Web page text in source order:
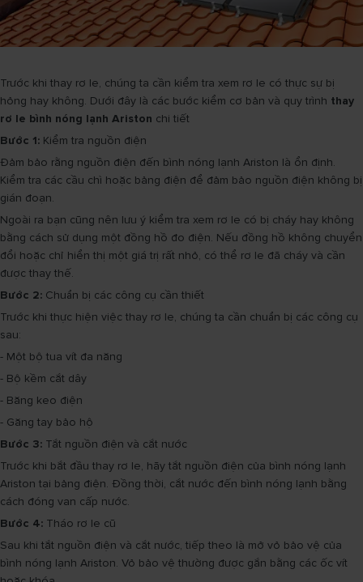
Trước khi thay rơ le, chúng ta cần kiểm tra xem rơ le có thực sự bị
hỏng hay không. Dưới đây là các bước kiểm cơ bản và quy trình thay
rơ le bình nóng lạnh Ariston chi tiết
Bước 1: Kiểm tra nguồn điện
Đảm bảo rằng nguồn điện đến bình nóng lạnh Ariston là ổn định.
Kiểm tra các cầu chì hoặc bảng điện để đảm bảo nguồn điện không bị
gián đoạn.
Ngoài ra bạn cũng nên lưu ý kiểm tra xem rơ le có bị cháy hay không
bằng cách sử dụng một đồng hồ đo điện. Nếu đồng hồ không chuyển
đổi hoặc chỉ hiển thị một giá trị rất nhỏ, có thể rơ le đã cháy và cần
được thay thế.
Bước 2: Chuẩn bị các công cụ cần thiết
Trước khi thực hiện việc thay rơ le, chúng ta cần chuẩn bị các công cụ
sau:
- Một bộ tua vít đa năng
- Bộ kềm cắt dây
- Băng keo điện
- Găng tay bảo hộ
Bước 3: Tắt nguồn điện và cắt nước
Trước khi bắt đầu thay rơ le, hãy tắt nguồn điện của bình nóng lạnh
Ariston tại bảng điện. Đồng thời, cắt nước đến bình nóng lạnh bằng
cách đóng van cấp nước.
Bước 4: Tháo rơ le cũ
Sau khi tắt nguồn điện và cắt nước, tiếp theo là mở vỏ bảo vệ của
bình nóng lạnh Ariston. Vỏ bảo vệ thường được gắn bằng các ốc vít